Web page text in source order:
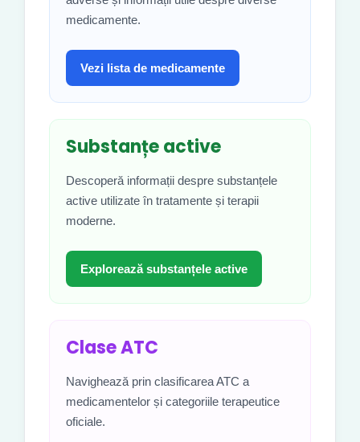
medicamente.
Vezi lista de medicamente
Substanțe active
Descoperă informații despre substanțele
active utilizate în tratamente și terapii
moderne.
Explorează substanțele active
Clase ATC
Navighează prin clasificarea ATC a
medicamentelor și categoriile terapeutice
oficiale.